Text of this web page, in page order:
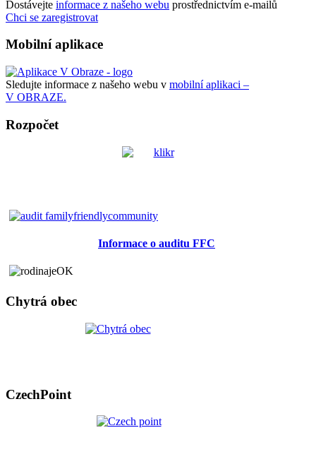
Dostávejte informace z našeho webu prostřednictvím e-mailů
Chci se zaregistrovat
Mobilní aplikace
Sledujte informace z našeho webu v mobilní aplikaci –
V OBRAZE.
Rozpočet
Informace o auditu FFC
Chytrá obec
CzechPoint